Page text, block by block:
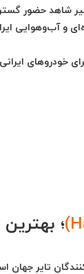
شاهد حضور
و آب‌وهوایی
خودروهای
؛